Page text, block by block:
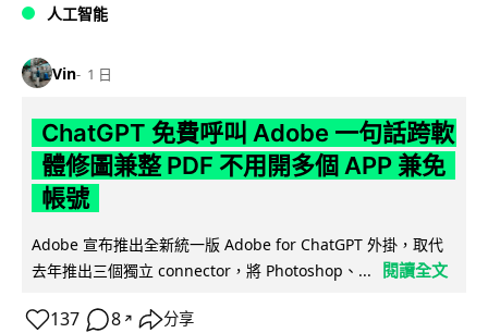
人工智能
Vin 1 日
ChatGPT 免費呼叫 Adobe 一句話跨軟
體修圖兼整 PDF 不用開多個 APP 兼免
帳號
Adobe 宣布推出全新統一版 Adobe for ChatGPT 外掛，取代
去年推出三個獨立 connector，將 Photoshop、...
閱讀全文
137 8 ↗ 分享